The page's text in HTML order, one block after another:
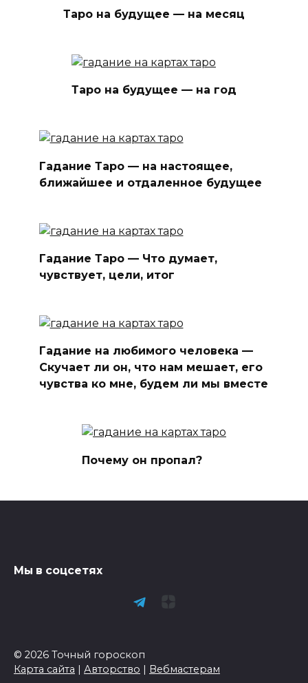
Таро на будущее — на месяц
Таро на будущее — на год
Гадание Таро — на настоящее,
ближайшее и отдаленное будущее
Гадание Таро — Что думает,
чувствует, цели, итог
Гадание на любимого человека —
Скучает ли он, что нам мешает, его
чувства ко мне, будем ли мы вместе
Почему он пропал?
Мы в соцсетях
© 2026 Точный гороскоп
Карта сайта | Авторство | Вебмастерам